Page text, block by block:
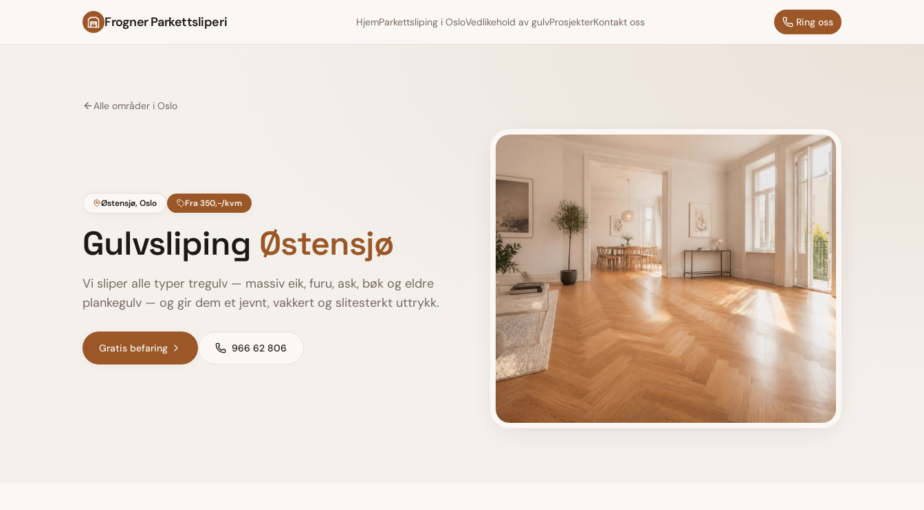
Frogner Parkettsliperi HjemParkettsliping i OsloVedlikehold av gulvProsjekterKontakt oss Ring oss
Alle områder i Oslo
Østensjø, Oslo Fra 350,-/kvm
Gulvsliping Østensjø
Vi sliper alle typer tregulv — massiv eik, furu, ask, bøk og eldre
plankegulv — og gir dem et jevnt, vakkert og slitesterkt uttrykk.
Gratis befaring 966 62 806